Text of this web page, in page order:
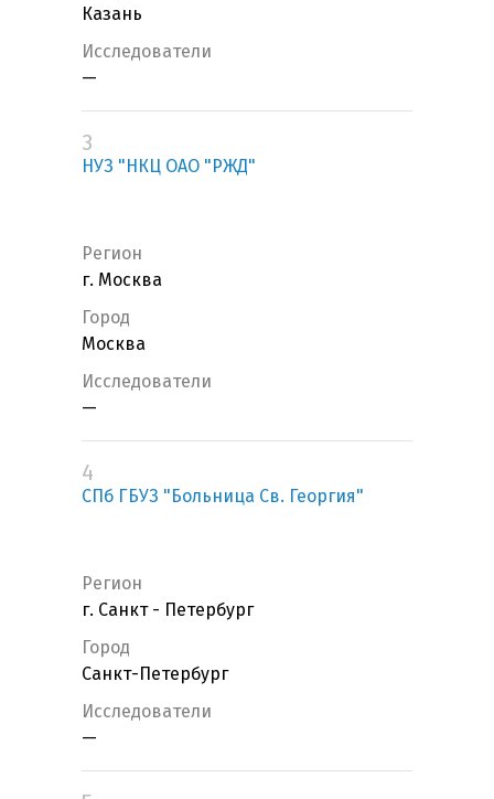
Казань
Исследователи
—
3
НУЗ "НКЦ ОАО "РЖД"
Регион
г. Москва
Город
Москва
Исследователи
—
4
СПб ГБУЗ "Больница Св. Георгия"
Регион
г. Санкт - Петербург
Город
Санкт-Петербург
Исследователи
—